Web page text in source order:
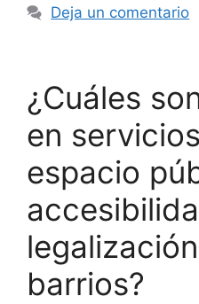
Deja un comentario
¿Cuáles
en
espacio
barrios?